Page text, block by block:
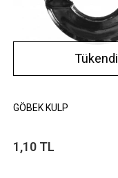
Tükendi
GÖBEK KULP
1,10 TL